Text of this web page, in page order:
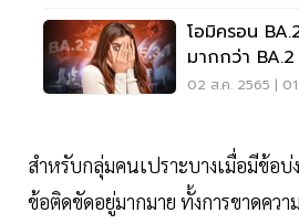
โอมิครอน
มากกว่า
ไหม อ่านเลย
02 ส.ค. 2565 |
สำหรับกลุ่มคนเปราะบางเมื่อมีข้อ
ข้อติดขัดอยู่มากมาย ทั้งการขาดคว